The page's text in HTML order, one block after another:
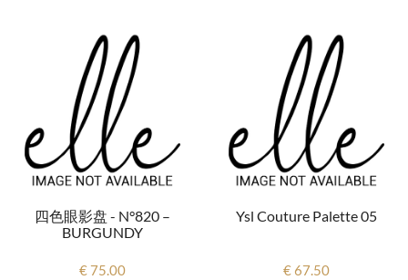
四色眼影盘 - N°820 –
BURGUNDY
€ 75.00
Ysl Couture Palette 05
€ 67.50